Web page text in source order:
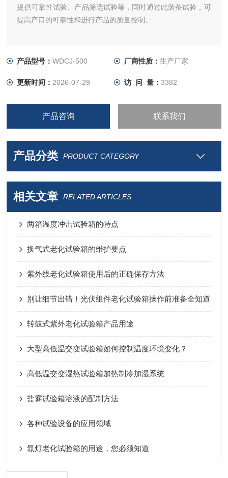
提供可靠性试验、产品筛选试验等，同时通过此装备试验，可
提高产口的可靠性和进行产品的质量控制。
产品型号：WDCJ-500 厂商性质： 生产厂家
更新时间： 2026-07-29 访 问 量： 3382
产品咨询 联系我们
产品分类 PRODUCT CATEGORY
相关文章 RELATED ARTICLES
两箱温度冲击试验箱的特点
换气式老化试验箱的维护要点
紫外线老化试验箱使用后的正确保存方法
别让细节出错！光伏组件老化试验箱操作前准备全知道
转鼓式紫外老化试验箱产品用途
大型高低温交变试验箱如何控制温度环境变化？
高低温交变湿热试验箱加热制冷加湿系统
盐雾试验箱溶液的配制方法
各种试验设备的应用领域
氙灯老化试验箱的用途，您必须知道